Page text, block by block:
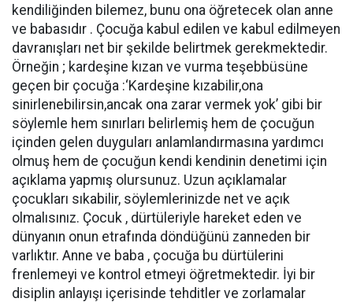
kendiliğinden bilemez, bunu ona öğretecek olan anne
ve babasıdır . Çocuğa kabul edilen ve kabul edilmeyen
davranışları net bir şekilde belirtmek gerekmektedir.
Örneğin ; kardeşine kızan ve vurma teşebbüsüne
geçen bir çocuğa :‘Kardeşine kızabilir,ona
sinirlenebilirsin,ancak ona zarar vermek yok’ gibi bir
söylemle hem sınırları belirlemiş hem de çocuğun
içinden gelen duyguları anlamlandırmasına yardımcı
olmuş hem de çocuğun kendi kendinin denetimi için
açıklama yapmış olursunuz. Uzun açıklamalar
çocukları sıkabilir, söylemlerinizde net ve açık
olmalısınız. Çocuk , dürtüleriyle hareket eden ve
dünyanın onun etrafında döndüğünü zanneden bir
varlıktır. Anne ve baba , çocuğa bu dürtülerini
frenlemeyi ve kontrol etmeyi öğretmektedir. İyi bir
disiplin anlayışı içerisinde tehditler ve zorlamalar